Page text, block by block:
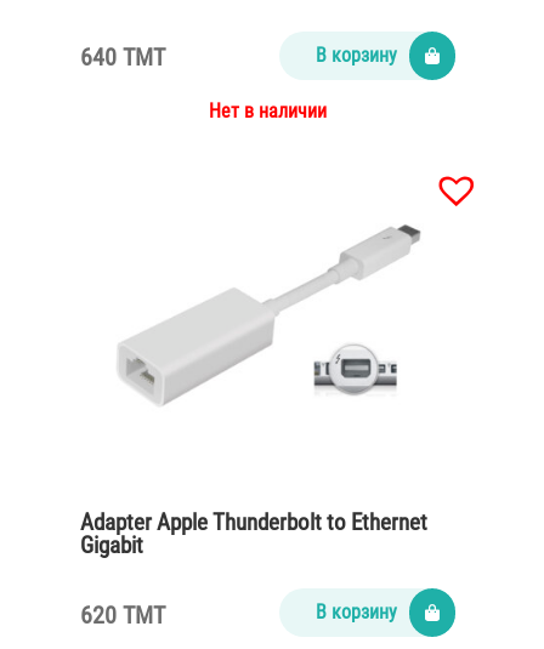
640 TMT В корзину
Нет в наличии
Adapter Apple Thunderbolt to Ethernet
Gigabit
620 TMT В корзину